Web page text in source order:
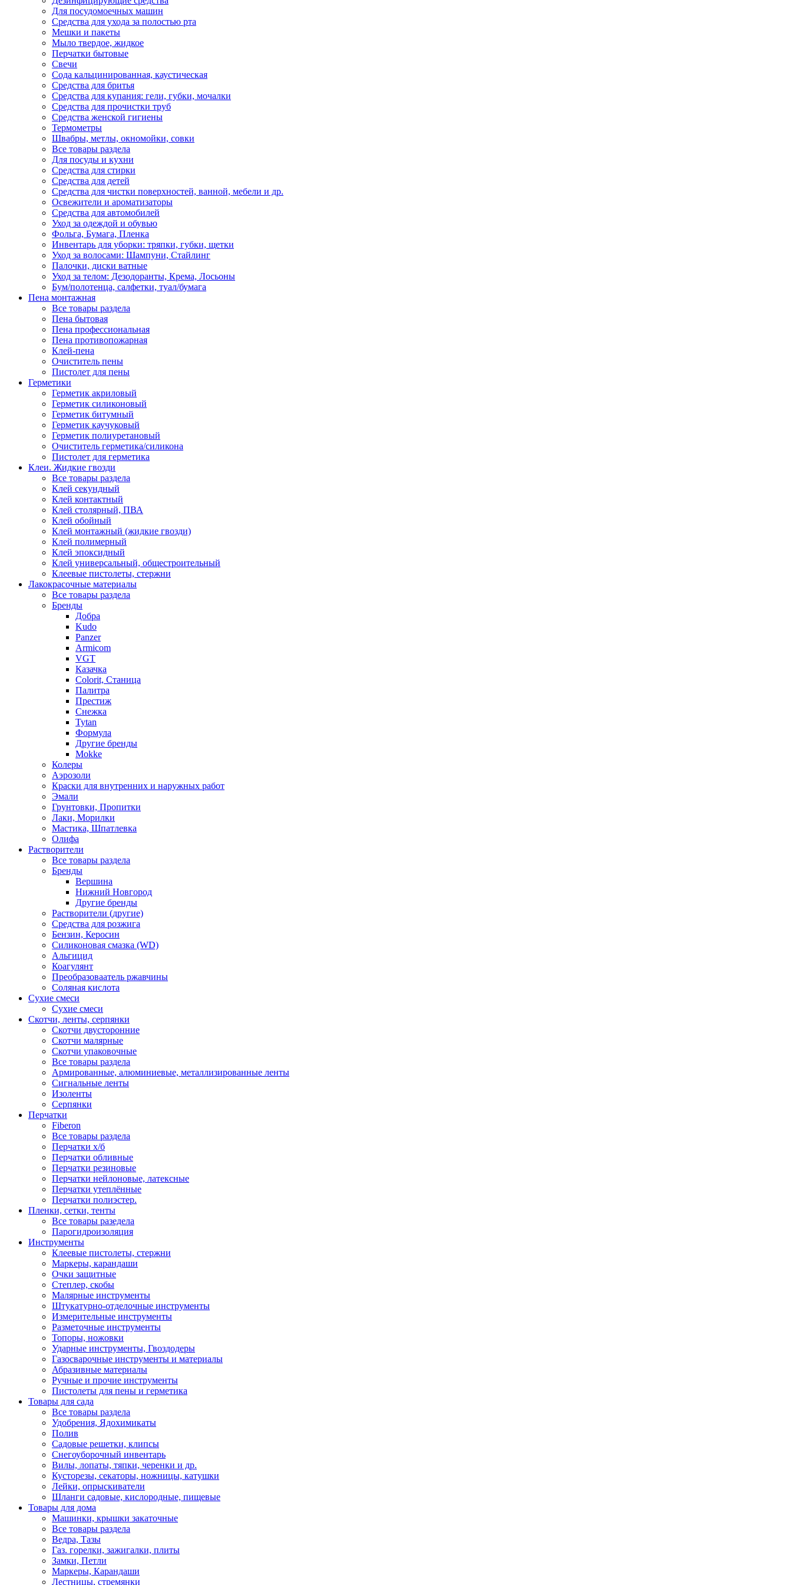
Для посудомоечных машин
Средства для ухода за полостью рта
Мешки и пакеты
Мыло твердое, жидкое
Перчатки бытовые
Свечи
Сода кальцинированная, каустическая
Средства для бритья
Средства для купания: гели, губки, мочалки
Средства для прочистки труб
Средства женской гигиены
Термометры
Швабры, метлы, окномойки, совки
Все товары раздела
Для посуды и кухни
Средства для стирки
Средства для детей
Средства для чистки поверхностей, ванной, мебели и др.
Освежители и ароматизаторы
Средства для автомобилей
Уход за одеждой и обувью
Фольга, Бумага, Пленка
Инвентарь для уборки: тряпки, губки, щетки
Уход за волосами: Шампуни, Стайлинг
Палочки, диски ватные
Уход за телом: Дезодоранты, Крема, Лосьоны
Бум/полотенца, салфетки, туал/бумага
Пена монтажная
Все товары раздела
Пена бытовая
Пена профессиональная
Пена противопожарная
Клей-пена
Очиститель пены
Пистолет для пены
Герметики
Герметик акриловый
Герметик силиконовый
Герметик битумный
Герметик каучуковый
Герметик полиуретановый
Очиститель герметика/силикона
Пистолет для герметика
Клеи. Жидкие гвозди
Все товары раздела
Клей секундный
Клей контактный
Клей столярный, ПВА
Клей обойный
Клей монтажный (жидкие гвозди)
Клей полимерный
Клей эпоксидный
Клей универсальный, общестроительный
Клеевые пистолеты, стержни
Лакокрасочные материалы
Все товары раздела
Бренды
Добра
Kudo
Panzer
Armicom
VGT
Казачка
Colorit, Станица
Палитра
Престиж
Снежка
Tytan
Формула
Другие бренды
Mokke
Колеры
Аэрозоли
Краски для внутренних и наружных работ
Эмали
Грунтовки, Пропитки
Лаки, Морилки
Мастика, Шпатлевка
Олифа
Растворители
Все товары раздела
Бренды
Вершина
Нижний Новгород
Другие бренды
Растворители (другие)
Средства для розжига
Бензин, Керосин
Силиконовая смазка (WD)
Альгицид
Коагулянт
Преобразоваатель ржавчины
Соляная кислота
Сухие смеси
Сухие смеси
Скотчи, ленты, серпянки
Скотчи двусторонние
Скотчи малярные
Скотчи упаковочные
Все товары раздела
Армированные, алюминиевые, металлизированные ленты
Сигнальные ленты
Изоленты
Серпянки
Перчатки
Fiberon
Все товары раздела
Перчатки х/б
Перчатки обливные
Перчатки резиновые
Перчатки нейлоновые, латексные
Перчатки утеплённые
Перчатки полиэстер.
Пленки, сетки, тенты
Все товары разедела
Парогидроизоляция
Инструменты
Клеевые пистолеты, стержни
Маркеры, карандаши
Очки защитные
Степлер, скобы
Малярные инструменты
Штукатурно-отделочные инструменты
Измерительные инструменты
Разметочные инструменты
Топоры, ножовки
Ударные инструменты, Гвоздодеры
Газосварочные инструменты и материалы
Абразивные материалы
Ручные и прочие инструменты
Пистолеты для пены и герметика
Товары для сада
Все товары раздела
Удобрения, Ядохимикаты
Полив
Садовые решетки, клипсы
Снегоуборочный инвентарь
Вилы, лопаты, тяпки, черенки и др.
Кусторезы, секаторы, ножницы, катушки
Лейки, опрыскиватели
Шланги садовые, кислородные, пищевые
Товары для дома
Машинки, крышки закаточные
Все товары раздела
Ведра, Тазы
Газ. горелки, зажигалки, плиты
Замки, Петли
Маркеры, Карандаши
Лестницы, стремянки